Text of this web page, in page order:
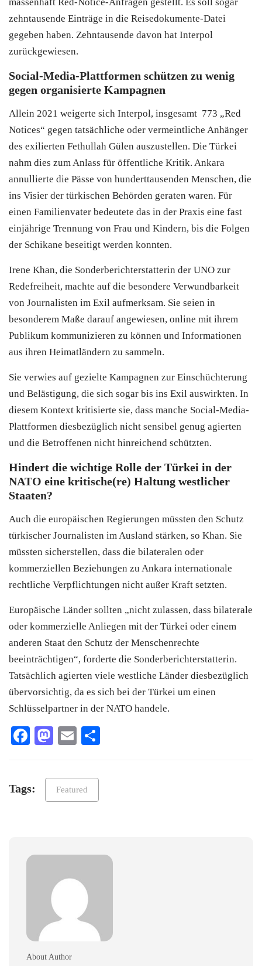
zehntausende Einträge in die Reisedokumente-Datei
gegeben haben. Zehntausende davon hat Interpol
zurückgewiesen.
Social-Media-Plattformen schützen zu wenig
gegen organisierte Kampagnen
Allein 2021 weigerte sich Interpol, insgesamt 773 „Red
Notices“ gegen tatsächliche oder vermeintliche Anhänger
des exilierten Fethullah Gülen auszustellen. Die Türkei
nahm dies zum Anlass für öffentliche Kritik. Ankara
annullierte die Pässe von hunderttausenden Menschen, die
ins Visier der türkischen Behörden geraten waren. Für
einen Familienvater bedeutete das in der Praxis eine fast
einjährige Trennung von Frau und Kindern, bis die Folgen
der Schikane beseitigt werden konnten.
Irene Khan, die Sonderberichterstatterin der UNO zur
Redefreiheit, machte auf die besondere Verwundbarkeit
von Journalisten im Exil aufmerksam. Sie seien in
besonderem Maße darauf angewiesen, online mit ihrem
Publikum kommunizieren zu können und Informationen
aus ihren Heimatländern zu sammeln.
Sie verwies auf gezielte Kampagnen zur Einschüchterung
und Belästigung, die sich sogar bis ins Exil auswirkten. In
diesem Kontext kritisierte sie, dass manche Social-Media-
Plattformen diesbezüglich nicht sensibel genug agierten
und die Betroffenen nicht hinreichend schützten.
Hindert die wichtige Rolle der Türkei in der
NATO eine kritische(re) Haltung westlicher
Staaten?
Auch die europäischen Regierungen müssten den Schutz
türkischer Journalisten im Ausland stärken, so Khan. Sie
müssten sicherstellen, dass die bilateralen oder
kommerziellen Beziehungen zu Ankara internationale
rechtliche Verpflichtungen nicht außer Kraft setzten.
Europäische Länder sollten „nicht zulassen, dass bilaterale
oder kommerzielle Anliegen mit der Türkei oder einem
anderen Staat den Schutz der Menschenrechte
beeinträchtigen“, forderte die Sonderberichterstatterin.
Tatsächlich agierten viele westliche Länder diesbezüglich
übervorsichtig, da es sich bei der Türkei um einen
Schlüsselpartner in der NATO handele.
Facebook
Mastodon
Email
Tags: Featured
About Author